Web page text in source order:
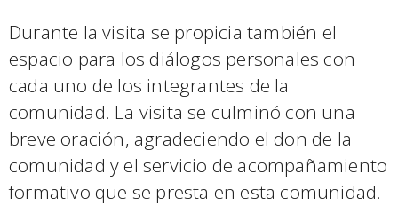
Durante la visita se propicia también el
espacio para los diálogos personales con
cada uno de los integrantes de la
comunidad. La visita se culminó con una
breve oración, agradeciendo el don de la
comunidad y el servicio de acompañamiento
formativo que se presta en esta comunidad.